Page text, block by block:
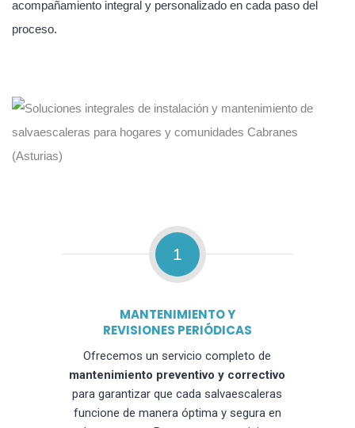
acompañamiento integral y personalizado en cada paso del
proceso.
1
MANTENIMIENTO Y
REVISIONES PERIÓDICAS
Ofrecemos un servicio completo de
mantenimiento preventivo y correctivo
para garantizar que cada salvaescaleras
funcione de manera óptima y segura en